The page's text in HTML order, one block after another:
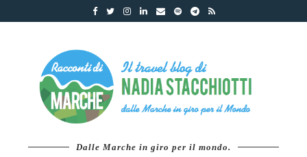
Dalle Marche in giro per il mondo.